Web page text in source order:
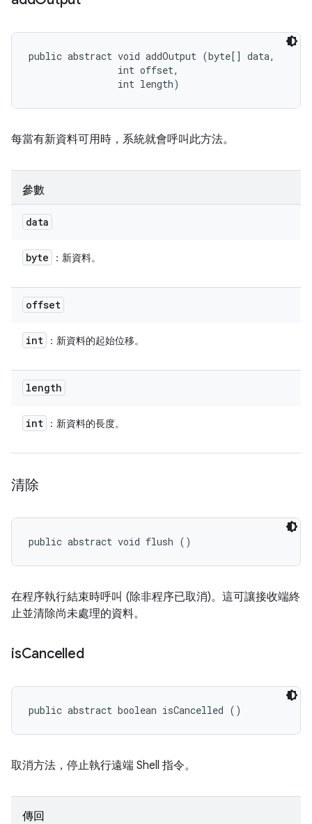
public abstract void addOutput (byte[] data,
                int offset,
                int length)
每當有新資料可用時，系統就會呼叫此方法。
參數
data
byte ：新資料。
offset
int ：新資料的起始位移。
length
int ：新資料的長度。
清除
public abstract void flush ()
在程序執行結束時呼叫 (除非程序已取消)。這可讓接收端終
止並清除尚未處理的資料。
isCancelled
public abstract boolean isCancelled ()
取消方法，停止執行遠端 Shell 指令。
傳回